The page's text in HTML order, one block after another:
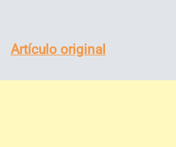
Artículo original